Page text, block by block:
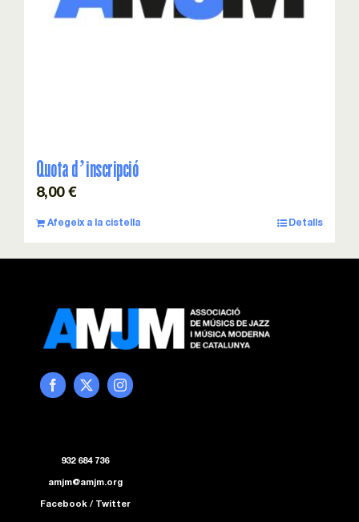
Quota d’inscripció
8,00 €
Afegeix a la cistella Detalls
932 684 736
amjm@amjm.org
Facebook/ Twitter